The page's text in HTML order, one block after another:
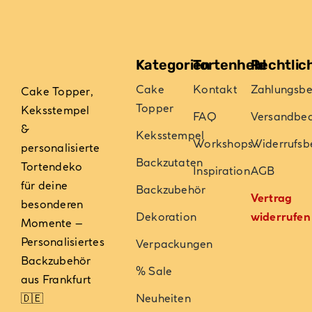
Cake Topper,
Keksstempel
&
personalisierte
Tortendeko
für deine
besonderen
Momente –
Personalisiertes
Backzubehör
aus Frankfurt
🇩🇪
Kategorien
Cake
Topper
Keksstempel
Backzutaten
Backzubehör
Dekoration
Verpackungen
% Sale
Neuheiten
Tortenheld
Kontakt
FAQ
Workshops
InspirationAGB
Vertrag
widerrufen